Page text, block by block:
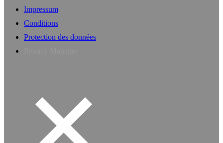
Impressum
Conditions
Protection des données